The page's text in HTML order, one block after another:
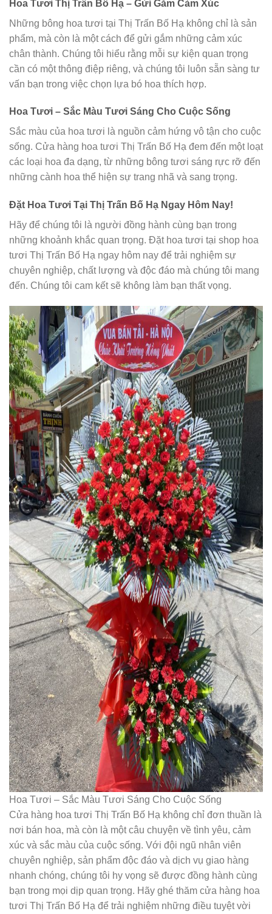
Hoa Tươi Thị Trấn Bố Hạ – Gửi Gắm Cảm Xúc
Những bông hoa tươi tại Thị Trấn Bố Hạ không chỉ là sản
phẩm, mà còn là một cách để gửi gắm những cảm xúc
chân thành. Chúng tôi hiểu rằng mỗi sự kiện quan trọng
cần có một thông điệp riêng, và chúng tôi luôn sẵn sàng tư
vấn bạn trong việc chọn lựa bó hoa thích hợp.
Hoa Tươi – Sắc Màu Tươi Sáng Cho Cuộc Sống
Sắc màu của hoa tươi là nguồn cảm hứng vô tận cho cuộc
sống. Cửa hàng hoa tươi Thị Trấn Bố Hạ đem đến một loạt
các loại hoa đa dạng, từ những bông tươi sáng rực rỡ đến
những cành hoa thể hiện sự trang nhã và sang trọng.
Đặt Hoa Tươi Tại Thị Trấn Bố Hạ Ngay Hôm Nay!
Hãy để chúng tôi là người đồng hành cùng bạn trong
những khoảnh khắc quan trọng. Đặt hoa tươi tại shop hoa
tươi Thị Trấn Bố Hạ ngay hôm nay để trải nghiệm sự
chuyên nghiệp, chất lượng và độc đáo mà chúng tôi mang
đến. Chúng tôi cam kết sẽ không làm bạn thất vọng.
Hoa Tươi – Sắc Màu Tươi Sáng Cho Cuộc Sống
Cửa hàng hoa tươi Thị Trấn Bố Hạ không chỉ đơn thuần là
nơi bán hoa, mà còn là một câu chuyện về tình yêu, cảm
xúc và sắc màu của cuộc sống. Với đội ngũ nhân viên
chuyên nghiệp, sản phẩm độc đáo và dịch vụ giao hàng
nhanh chóng, chúng tôi hy vọng sẽ được đồng hành cùng
bạn trong mọi dịp quan trọng. Hãy ghé thăm cửa hàng hoa
tươi Thị Trấn Bố Hạ để trải nghiệm những điều tuyệt vời